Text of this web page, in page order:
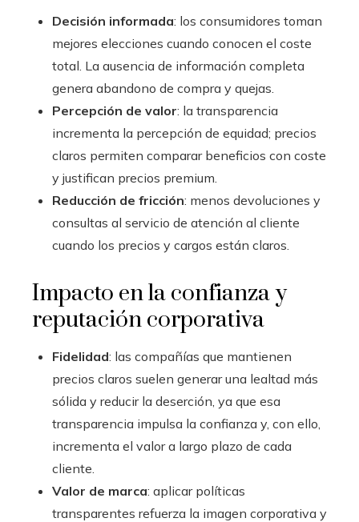
Decisión informada: los consumidores toman
mejores elecciones cuando conocen el coste
total. La ausencia de información completa
genera abandono de compra y quejas.
Percepción de valor: la transparencia
incrementa la percepción de equidad; precios
claros permiten comparar beneficios con coste
y justifican precios premium.
Reducción de fricción: menos devoluciones y
consultas al servicio de atención al cliente
cuando los precios y cargos están claros.
Impacto en la confianza y
reputación corporativa
Fidelidad: las compañías que mantienen
precios claros suelen generar una lealtad más
sólida y reducir la deserción, ya que esa
transparencia impulsa la confianza y, con ello,
incrementa el valor a largo plazo de cada
cliente.
Valor de marca: aplicar políticas
transparentes refuerza la imagen corporativa y